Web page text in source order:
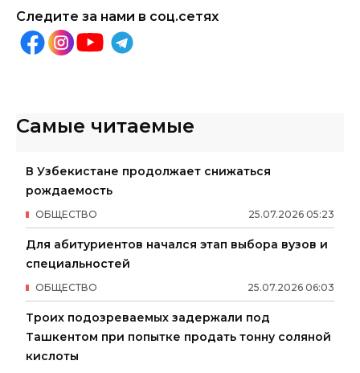
Следите за нами в соц.сетях
Самые читаемые
В Узбекистане продолжает снижаться
рождаемость
25.07.2026 05:23
ОБЩЕСТВО
Для абитуриентов начался этап выбора вузов и
специальностей
25.07.2026 06:03
ОБЩЕСТВО
Троих подозреваемых задержали под
Ташкентом при попытке продать тонну соляной
кислоты